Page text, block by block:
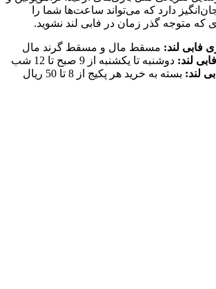
دارد که می‌تواند ساعت‌ها شما را
که متوجه گذر زمان در فابی لند نشوید.
فابی لند: مسقط مال و مسقط گرند مال
لند: دوشنبه تا یکشنبه از 9 صبح تا 12 شب
لند:
بسته به خرید هر پکیج از 8 تا 50 ریال